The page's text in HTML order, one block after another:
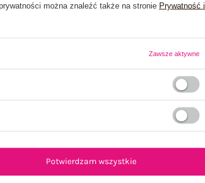
można znaleźć także na stronie Prywatność i
Zawsze aktywne
Potwierdzam wszystkie